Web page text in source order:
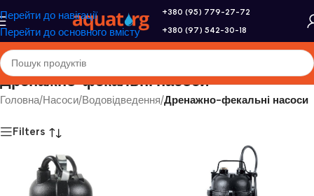
Перейти до навігації
Перейти до основного вмісту
+380 (95) 779-27-72
+380 (97) 542-30-18
Дренажно-фекальні насоси
Головна/Насоси/Водовідведення/Дренажно-фекальні насоси
Filters